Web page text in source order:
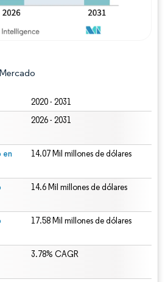
2020 - 2031
2026 - 2031
en
14.07 Mil millones de dólares
14.6 Mil millones de dólares
17.58 Mil millones de dólares
3.78% CAGR